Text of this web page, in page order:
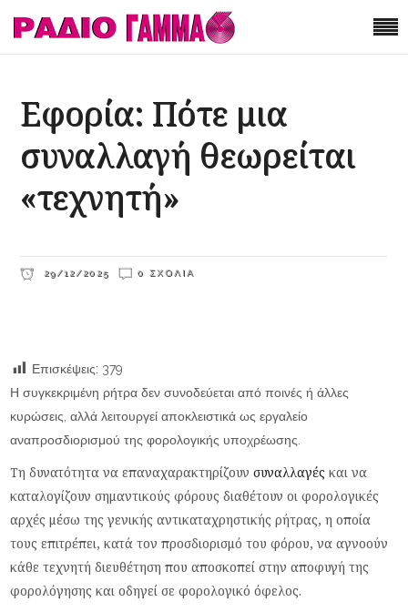
Εφορία: Πότε μια
συναλλαγή θεωρείται
«τεχνητή»
29/12/2025 0 ΣΧΌΛΙΑ
Επισκέψεις: 379
Η συγκεκριμένη ρήτρα δεν συνοδεύεται από ποινές ή άλλες
κυρώσεις, αλλά λειτουργεί αποκλειστικά ως εργαλείο
αναπροσδιορισμού της φορολογικής υποχρέωσης.
Τη δυνατότητα να επαναχαρακτηρίζουνσυναλλαγές και να
καταλογίζουν σημαντικούς φόρους διαθέτουν οι φορολογικές
αρχές μέσω της γενικής αντικαταχρηστικής ρήτρας, η οποία
τους επιτρέπει, κατά τον προσδιορισμό του φόρου, να αγνοούν
κάθε τεχνητή διευθέτηση που αποσκοπεί στην αποφυγή της
φορολόγησης και οδηγεί σε φορολογικό όφελος.